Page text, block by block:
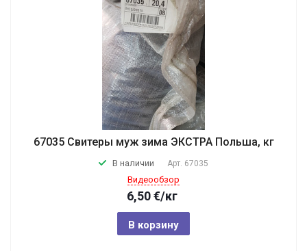
67035 Свитеры муж зима ЭКСТРА Польша, кг
В наличии Арт. 67035
Видеообзор
6,50€/кг
В корзину